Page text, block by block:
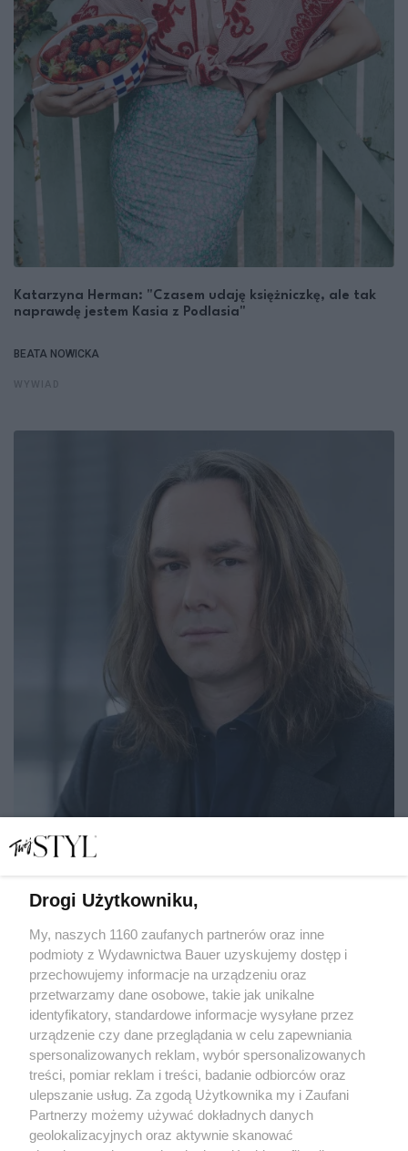
Katarzyna Herman: "Czasem udaję księżniczkę, ale tak
naprawdę jestem Kasia z Podlasia"
BEATA NOWICKA
rozmowa"
BEATA NOWICKA
Drogi Użytkowniku,
My, naszych 1160 zaufanych partnerów oraz inne
podmioty z Wydawnictwa Bauer uzyskujemy dostęp i
przechowujemy informacje na urządzeniu oraz
przetwarzamy dane osobowe, takie jak unikalne
identyfikatory, standardowe informacje wysyłane przez
urządzenie czy dane przeglądania w celu zapewniania
spersonalizowanych reklam, wybór spersonalizowanych
treści, pomiar reklam i treści, badanie odbiorców oraz
ulepszanie usług. Za zgodą Użytkownika my i Zaufani
Partnerzy możemy używać dokładnych danych
geolokalizacyjnych oraz aktywnie skanować